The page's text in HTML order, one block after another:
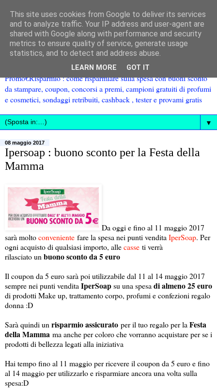
Promo€Risparmio : come risparmiare sulla spesa con buoni sconto
da stampare, coupon, concorsi a premi, campioni gratuiti di profumi
e cosmetici, sondaggi retribuiti, cashback , tester e provami gratis
▼
08 maggio 2017
Ipersoap : buono sconto per la Festa della
Mamma
Da oggi e fino al 11 maggio 2017
sarà moltoconveniente fare la spesa nei punti vendita IperSoap. Per
ogni acquisto di qualsiasi importo, allecasse ti verrà
rilasciato un buono sconto da 5 euro
Il coupon da 5 euro sarà poi utilizzabile dal 11 al 14 maggio 2017
sempre nei punti vendita IperSoapsu una spesa di almeno 25 euro
di prodotti Make up, trattamento corpo, profumi e confezioni regalo
donna :D
Sarà quindi un risparmio assicurato per il tuo regalo per la Festa
della Mamma ma anche per coloro che vorranno acquistare per se i
prodotti di bellezza legati alla iniziativa
Hai tempo fino al 11 maggio per ricevere il coupon da 5 euro e fino
al 14 maggio per utilizzarlo e risparmiare ancora una volta sulla
spesa:D
This site uses cookies from Google to deliver its services
and to analyze traffic. Your IP address and user-agent are
shared with Google along with performance and security
metrics to ensure quality of service, generate usage
statistics, and to detect and address abuse.
LEARN MORE GOT IT